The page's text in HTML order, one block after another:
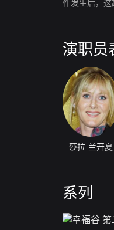
件发生后，这
演职员
莎拉·兰开夏
系列